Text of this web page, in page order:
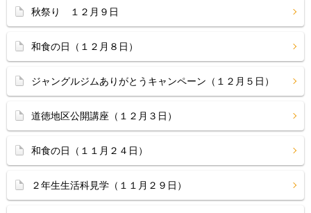
秋祭り １２月９日
和食の日（１２月８日）
ジャングルジムありがとうキャンペーン（１２月５日）
道徳地区公開講座（１２月３日）
和食の日（１１月２４日）
２年生生活科見学（１１月２９日）